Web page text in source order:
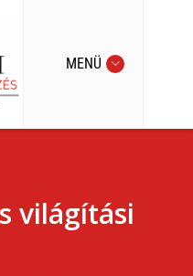
MENÜ
világítási